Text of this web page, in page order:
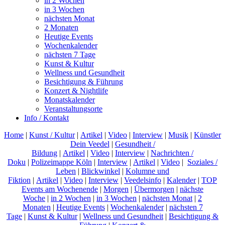
in 3 Wochen
nächsten Monat
2 Monaten
Heutige Events
Wochenkalender
nächsten 7 Tage
Kunst & Kultur
Wellness und Gesundheit
Besichtigung & Führung
Konzert & Nightlife
Monatskalender
Veranstaltungsorte
Info / Kontakt
Home | Kunst / Kultur| Artikel | Video | Interview | Musik | Künstler
Dein Veedel | Gesundheit /
Bildung | Artikel | Video | Interview | Nachrichten /
Doku | Polizeimappe Köln | Interview | Artikel | Video | Soziales /
Leben | Blickwinkel | Kolumne und
Fiktion | Artikel | Video | Interview | Veedelsinfo | Kalender| TOP
Events am Wochenende | Morgen | Übermorgen | nächste
Woche | in 2 Wochen | in 3 Wochen | nächsten Monat | 2
Monaten | Heutige Events| Wochenkalender| nächsten 7
Tage | Kunst & Kultur| Wellness und Gesundheit | Besichtigung &